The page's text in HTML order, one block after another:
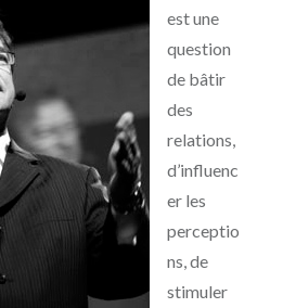
est une
question
de bâtir
des
relations,
d’influenc
er les
perceptio
ns, de
stimuler